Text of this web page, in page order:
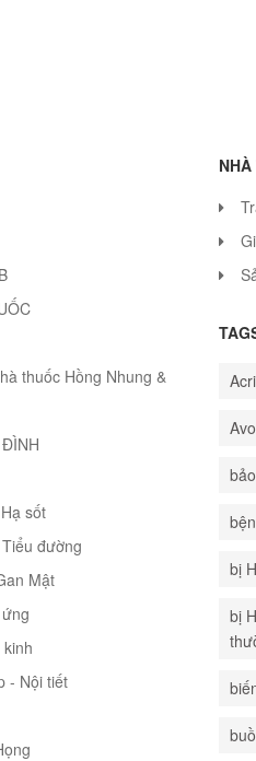
thuốc Hồng Nhung &
sốt
đường
Mật
- Nội tiết
bị
bị